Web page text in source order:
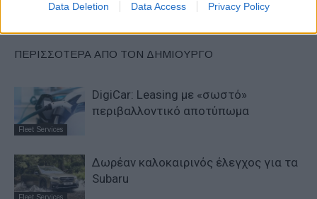
Data Deletion Data Access Privacy Policy
ΠΕΡΙΣΣΟΤΕΡΑ ΑΠΟ ΤΟΝ ΔΗΜΙΟΥΡΓΟ
Fleet Services
DigiCar: Leasing με «σωστό»
περιβαλλοντικό αποτύπωμα
Fleet Services
Δωρέαν καλοκαιρινός έλεγχος για τα
Subaru